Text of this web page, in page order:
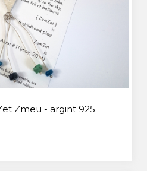
Zmeu - argint 925